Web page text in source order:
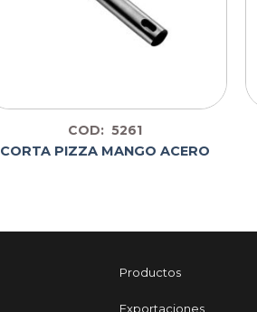
COD: 5261
CORTA PIZZA MANGO ACERO
Productos
Exportaciones